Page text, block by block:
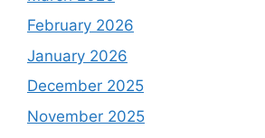
February 2026
January 2026
December 2025
November 2025